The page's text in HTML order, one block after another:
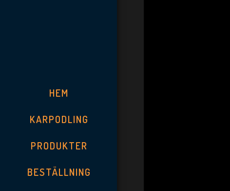
HEM
KARPODLING
PRODUKTER
BESTÄLLNING